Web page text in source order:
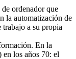
ordenador que
la automatización de
a su propia
En la
en los años 70: el